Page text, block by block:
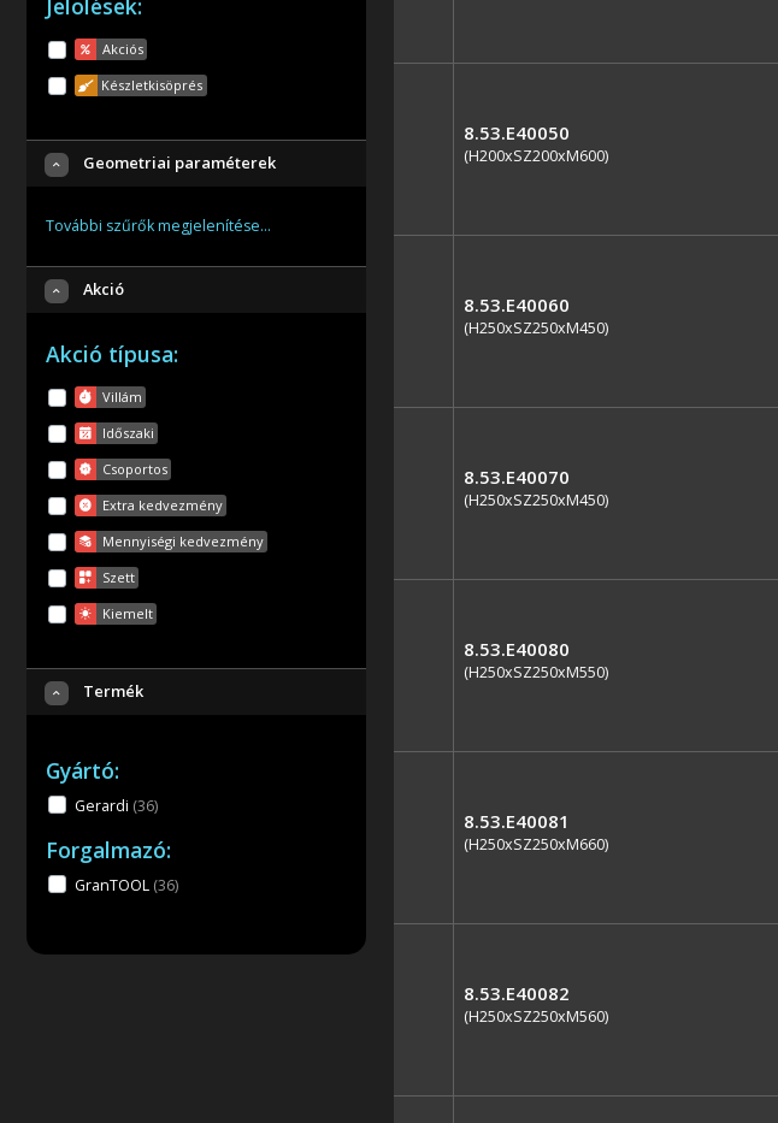
Jelölések:
Akciós
Készletkisöprés
Geometriai paraméterek
További szűrők megjelenítése…
Akció
Akció típusa:
Villám
Időszaki
Csoportos
Extra kedvezmény
Mennyiségi kedvezmény
Szett
Kiemelt
Termék
Gyártó:
Gerardi (36)
Forgalmazó:
GranTOOL (36)
8.53.E40050
(H200xSZ200xM600)
8.53.E40060
(H250xSZ250xM450)
8.53.E40070
(H250xSZ250xM450)
8.53.E40080
(H250xSZ250xM550)
8.53.E40081
(H250xSZ250xM660)
8.53.E40082
(H250xSZ250xM560)